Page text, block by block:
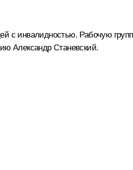
с инвалидностью. Рабочую
Александр Станевский.